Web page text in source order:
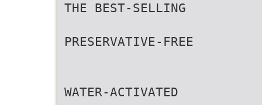
THE BEST-SELLING
PRESERVATIVE-FREE
WATER-ACTIVATED